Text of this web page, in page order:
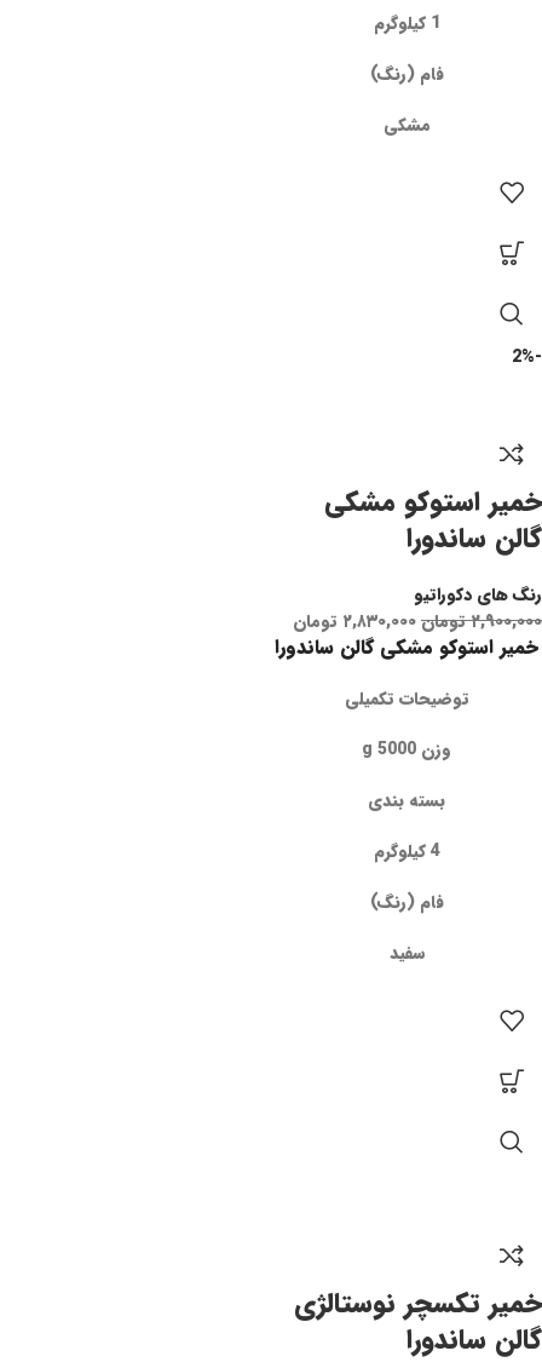
1 کیلوگرم
فام (رنگ)
مشکی
-2%
خمیر استوکو مشکی
گالن ساندورا
رنگ های دکوراتیو
۲,۹۰۰,۰۰۰تومان۲,۸۳۰,۰۰۰ تومان
خمیر استوکو مشکی گالن ساندورا
توضیحات تکمیلی
وزن 5000 g
بسته بندی
4 کیلوگرم
فام (رنگ)
سفید
خمیر تکسچر نوستالژی
گالن ساندورا